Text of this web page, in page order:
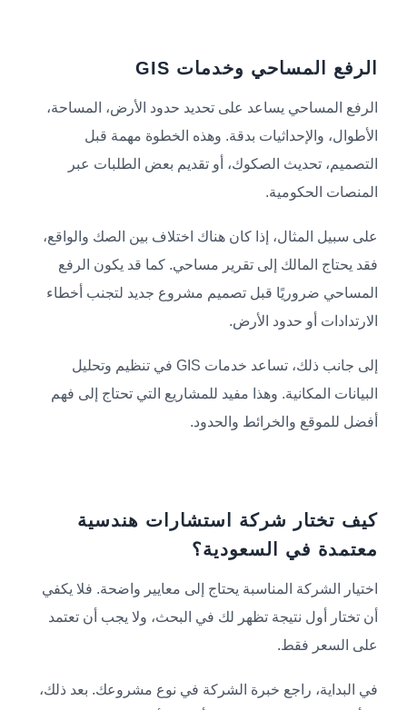
الرفع المساحي وخدمات GIS
الرفع المساحي يساعد على تحديد حدود الأرض، المساحة،
الأطوال، والإحداثيات بدقة. وهذه الخطوة مهمة قبل
التصميم، تحديث الصكوك، أو تقديم بعض الطلبات عبر
المنصات الحكومية.
على سبيل المثال، إذا كان هناك اختلاف بين الصك والواقع،
فقد يحتاج المالك إلى تقرير مساحي. كما قد يكون الرفع
المساحي ضروريًا قبل تصميم مشروع جديد لتجنب أخطاء
الارتدادات أو حدود الأرض.
إلى جانب ذلك، تساعد خدمات GIS في تنظيم وتحليل
البيانات المكانية. وهذا مفيد للمشاريع التي تحتاج إلى فهم
أفضل للموقع والخرائط والحدود.
كيف تختار شركة استشارات هندسية
معتمدة في السعودية؟
اختيار الشركة المناسبة يحتاج إلى معايير واضحة. فلا يكفي
أن تختار أول نتيجة تظهر لك في البحث، ولا يجب أن تعتمد
على السعر فقط.
في البداية، راجع خبرة الشركة في نوع مشروعك. بعد ذلك،